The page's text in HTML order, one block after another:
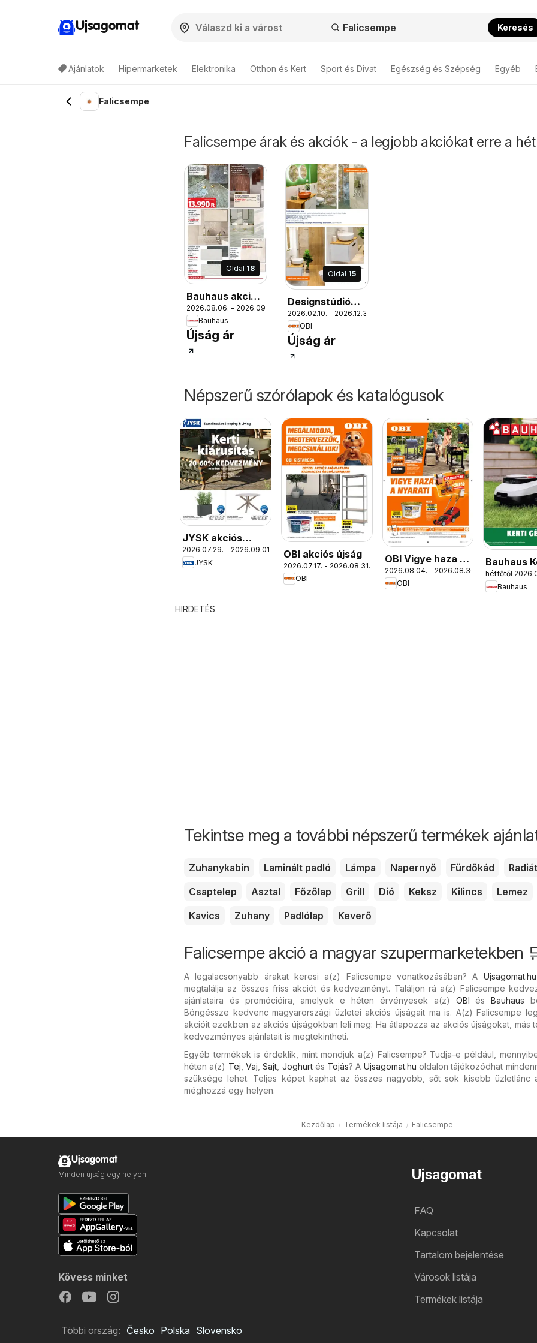
Ujsagomat Keresés
Ajánlatok Hipermarketek Elektronika Otthon és Kert Sport és Divat Egészség és Szépség Egyéb
Falicsempe
Falicsempe árak és akciók - a legjobb akciókat erre a
Oldal 18
Bauhaus akciós
újság
2026.08.06. - 2026.09.01.
Bauhaus
Újság ár
Oldal 15
Designstúdió
magazin
2026.02.10. - 2026.12.31.
OBI
Újság ár
Népszerű szórólapok és katalógusok
JYSK akciós
újság
2026.07.29. - 2026.09.01.
JYSK
OBI akciós újság
2026.07.17. - 2026.08.31.
OBI
OBI Vigye haza a
nyarat!
2026.08.04. - 2026.08.30.
OBI
Bauhaus
Gépek
hétfőtől
Bauhaus
HIRDETÉS
Tekintse meg a további népszerű termékek
Zuhanykabin Laminált padló Lámpa Napernyő Fürdőkád
Csaptelep
Asztal Főzőlap Grill Dió Keksz Kilincs
Lemez
Kavics
Zuhany Padlólap Keverő
Falicsempe akció a magyar szupermarketekben
A legalacsonyabb árakat keresi a(z) Falicsempe vonatkozásában? A Ujsagomat.hu
megtalálja az összes friss akciót és kedvezményt. Találjon rá a(z) Falicsempe
ajánlataira és promócióira, amelyek e héten érvényesek a(z) OBI ésBauhaus
Böngéssze kedvenc magyarországi üzletei akciós újságait ma is. A(z) Falicsempe
akcióit ezekben az akciós újságokban leli meg: Ha átlapozza az akciós újságokat, más
kedvezményes ajánlatait is megtekintheti.
Egyéb termékek is érdeklik, mint mondjuk a(z) Falicsempe? Tudja-e például,
héten a(z) Tej, Vaj,Sajt, Joghurtés Tojás? A Ujsagomat.hu oldalon tájékozódhat
szüksége lehet. Teljes képet kaphat az összes nagyobb, sőt sok kisebb üzletlánc
méghozzá egy helyen.
Kezdőlap Termékek listája Falicsempe
Ujsagomat
FAQ
Kapcsolat
Tartalom bejelentése
Városok listája
Termékek listája
Ujsagomat
Minden újság egy helyen
Kövess minket
Többi ország: Česko Polska Slovensko